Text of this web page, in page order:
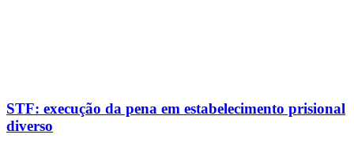
STF: execução da pena em estabelecimento prisional
diverso